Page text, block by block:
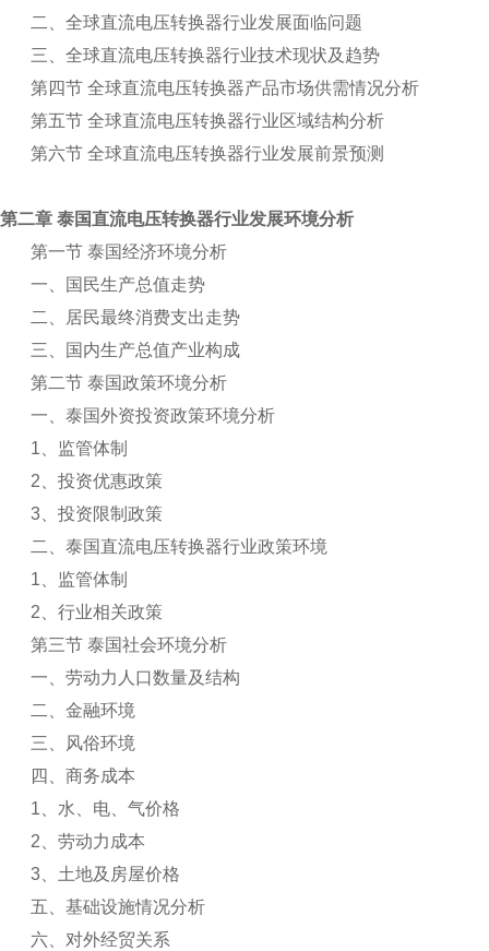
二、全球直流电压转换器行业发展面临问题
三、全球直流电压转换器行业技术现状及趋势
第四节 全球直流电压转换器产品市场供需情况分析
第五节 全球直流电压转换器行业区域结构分析
第六节 全球直流电压转换器行业发展前景预测
第二章 泰国直流电压转换器行业发展环境分析
第一节 泰国经济环境分析
一、国民生产总值走势
二、居民最终消费支出走势
三、国内生产总值产业构成
第二节 泰国政策环境分析
一、泰国外资投资政策环境分析
1 、监管体制
2 、投资优惠政策
3 、投资限制政策
二、泰国直流电压转换器行业政策环境
1 、监管体制
2 、行业相关政策
第三节 泰国社会环境分析
一、劳动力人口数量及结构
二、金融环境
三、风俗环境
四、商务成本
1 、水、电、气价格
2 、劳动力成本
3 、土地及房屋价格
五、基础设施情况分析
六、对外经贸关系